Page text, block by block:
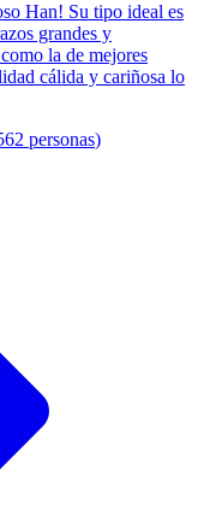
Han! Su tipo ideal es
grandes y
la de mejores
cálida y cariñosa lo
personas)